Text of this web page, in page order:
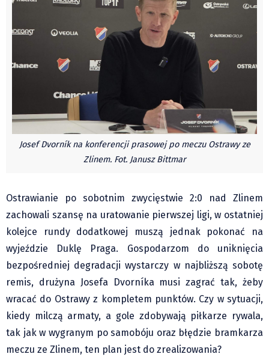
Wiadomości
Region
Polska
Kongres Polaków
Sejmiki Gminne 2024
PZKO
Placówki dyplomatyczne w CZ
Kultura
Recenzje
Pop Art
Wydarzenia
Nasze biblioteki
Publicystyka
Zdaniem...
Pre-teksty i kon-teksty Łęckiego
Na posiónku pisane Milerskiego (archiwum)
Josef Dvorník na konferencji prasowej po meczu Ostrawy ze
Zlinem. Fot. Janusz Bittmar
Ostrawianie po sobotnim zwycięstwie 2:0 nad Zlinem
zachowali szansę na uratowanie pierwszej ligi, w ostatniej
kolejce rundy dodatkowej muszą jednak pokonać na
wyjeździe Duklę Praga. Gospodarzom do uniknięcia
bezpośredniej degradacji wystarczy w najbliższą sobotę
remis, drużyna Josefa Dvorníka musi zagrać tak, żeby
wracać do Ostrawy z kompletem punktów. Czy w sytuacji,
kiedy milczą armaty, a gole zdobywają piłkarze rywala,
tak jak w wygranym po samobóju oraz błędzie bramkarza
meczu ze Zlinem, ten plan jest do zrealizowania?